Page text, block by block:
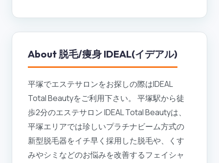
About 脱毛/痩身 IDEAL(イデアル)
平塚でエステサロンをお探しの際はIDEAL
Total Beautyをご利用下さい。 平塚駅から徒
歩2分のエステサロン IDEAL Total Beautyは、
平塚エリアでは珍しいプラチナビーム方式の
新型脱毛器をイチ早く採用した脱毛や、くす
みやシミなどのお悩みを改善するフェイシャ